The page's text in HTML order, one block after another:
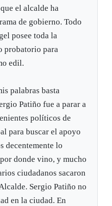
el alcalde ha
de gobierno. Todo
posee toda la
probatorio para
edil.
palabras basta
Patiño fue a parar a
políticos de
para buscar el apoyo
decentemente lo
donde vino, y mucho
ciudadanos sacaron
Sergio Patiño no
en la ciudad. En